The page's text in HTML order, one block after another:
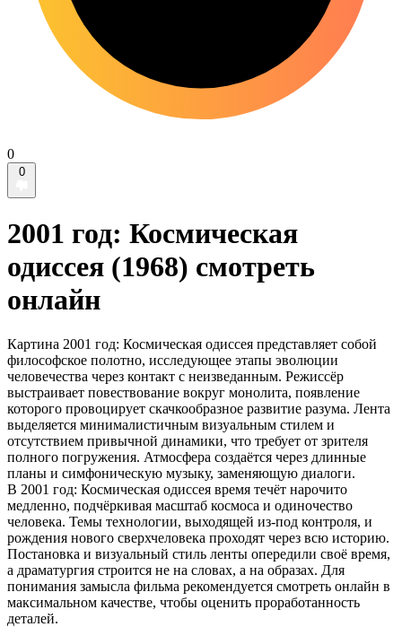
0
0
2001 год: Космическая
одиссея (1968) смотреть
онлайн
Картина 2001 год: Космическая одиссея представляет собой
философское полотно, исследующее этапы эволюции
человечества через контакт с неизведанным. Режиссёр
выстраивает повествование вокруг монолита, появление
которого провоцирует скачкообразное развитие разума. Лента
выделяется минималистичным визуальным стилем и
отсутствием привычной динамики, что требует от зрителя
полного погружения. Атмосфера создаётся через длинные
планы и симфоническую музыку, заменяющую диалоги.
В 2001 год: Космическая одиссея время течёт нарочито
медленно, подчёркивая масштаб космоса и одиночество
человека. Темы технологии, выходящей из-под контроля, и
рождения нового сверхчеловека проходят через всю историю.
Постановка и визуальный стиль ленты опередили своё время,
а драматургия строится не на словах, а на образах. Для
понимания замысла фильма рекомендуется смотреть онлайн в
максимальном качестве, чтобы оценить проработанность
деталей.